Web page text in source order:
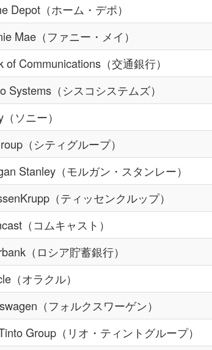
Depot（ホーム・デポ）
Mae（ファニー・メイ）
of Communications（交通銀行）
Systems（シスコシステムズ）
ソニー）
（シティグループ）
Stanley（モルガン・スタンレー）
（ティッセンクルップ）
（コムキャスト）
（ロシア貯蓄銀行）
（オラクル）
（フォルクスワーゲン）
Group（リオ・ティントグループ）